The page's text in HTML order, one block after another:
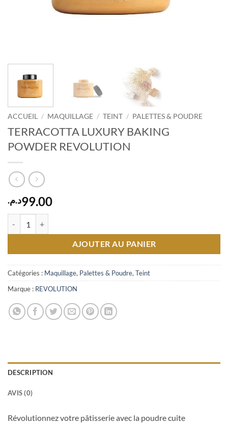
ACCUEIL / MAQUILLAGE / TEINT / PALETTES & POUDRE
TERRACOTTA LUXURY BAKING
POWDER REVOLUTION
99.00د.م.
AJOUTER AU PANIER
Catégories : Maquillage, Palettes & Poudre,Teint
Marque : REVOLUTION
DESCRIPTION
AVIS (0)
Révolutionnez votre pâtisserie avec la poudre cuite